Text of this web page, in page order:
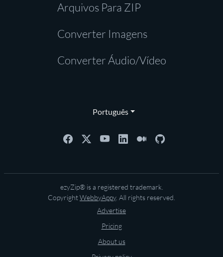
Arquivos Para ZIP
Converter Imagens
Converter Áudio/Vídeo
Português
ezyZip® is a registered trademark.
CopyrightWebbyAppy. All rights reserved.
Advertise
Pricing
About us